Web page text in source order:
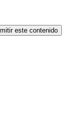
este contenido